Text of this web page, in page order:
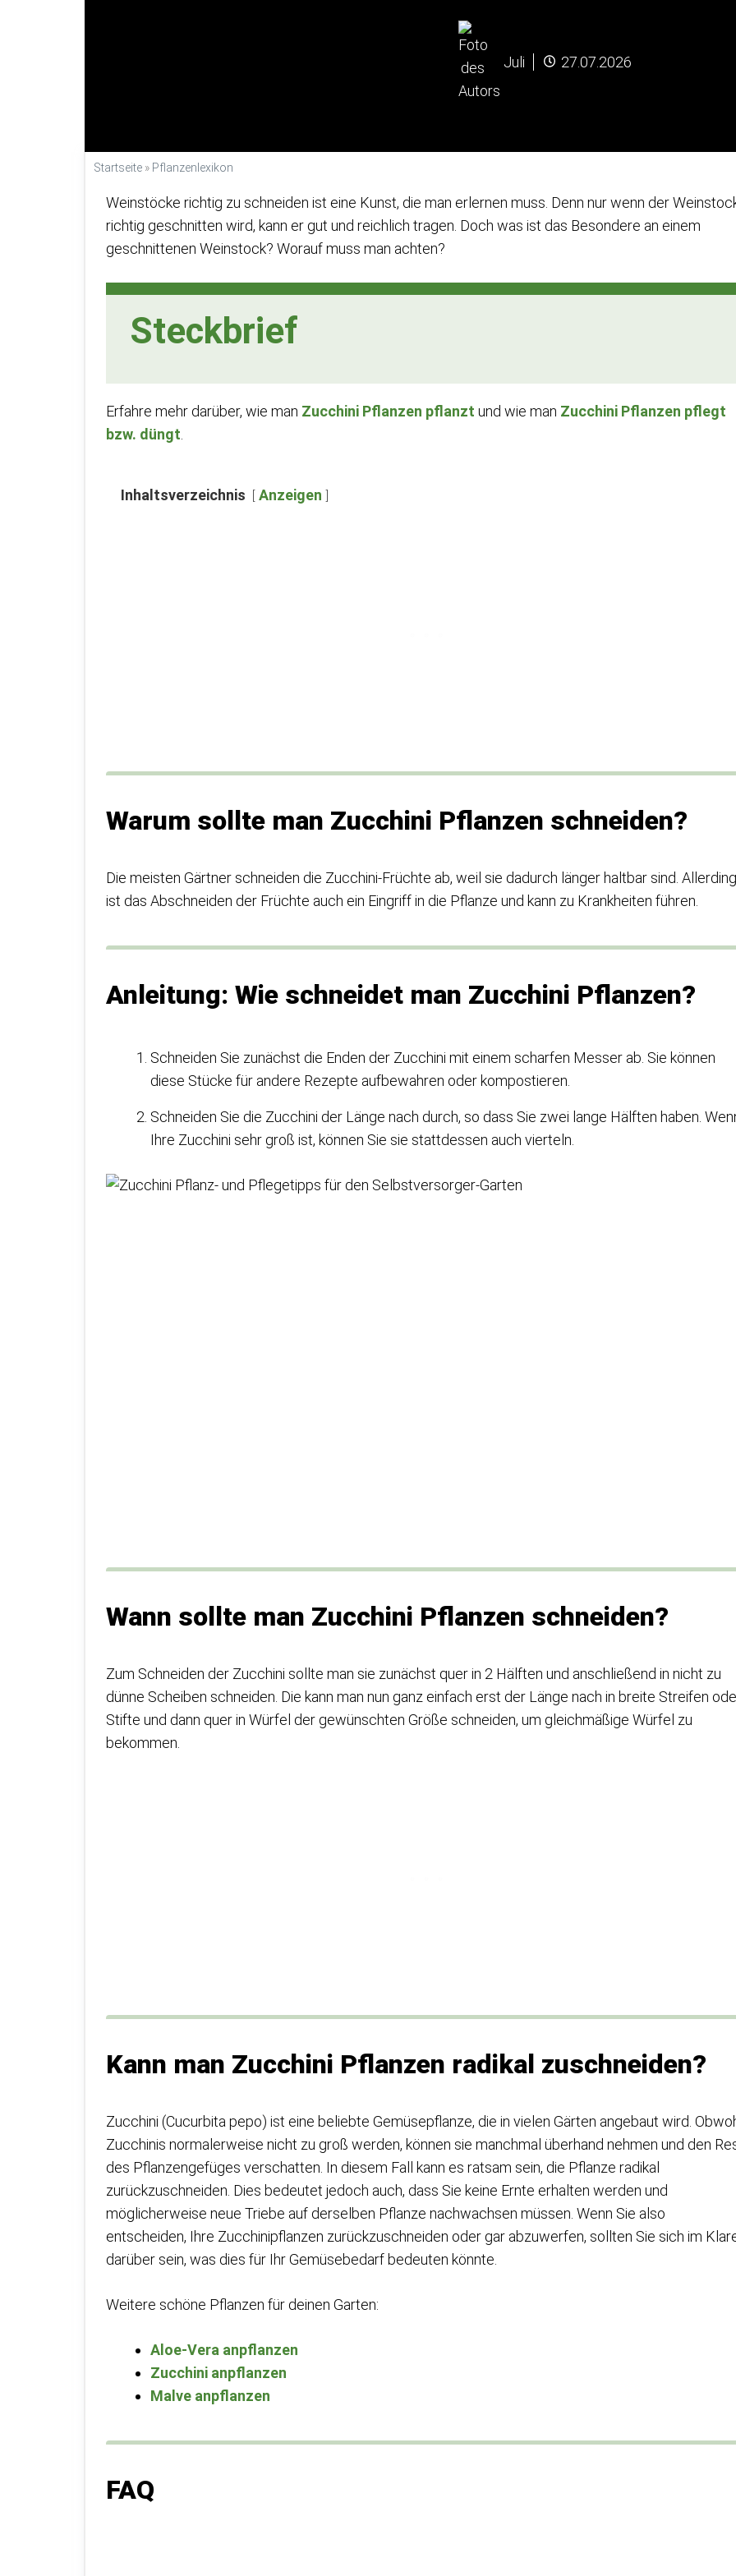
Juli 27.07.2026
Startseite » Pflanzenlexikon
Weinstöcke richtig zu schneiden ist eine Kunst, die man erlernen muss. Denn nur wenn der
richtig geschnitten wird, kann er gut und reichlich tragen. Doch was ist das Besondere an einem
geschnittenen Weinstock? Worauf muss man achten?
Steckbrief
Erfahre mehr darüber, wie man Zucchini Pflanzen pflanzt und wie man Zucchini Pflanzen pflegt
bzw. düngt
Inhaltsverzeichnis Anzeigen
Warum sollte man Zucchini Pflanzen schneiden?
Die meisten Gärtner schneiden die Zucchini-Früchte ab, weil sie dadurch länger haltbar sind.
ist das Abschneiden der Früchte auch ein Eingriff in die Pflanze und kann zu Krankheiten führen.
Anleitung: Wie schneidet man Zucchini Pflanzen?
Schneiden Sie zunächst die Enden der Zucchini mit einem scharfen Messer ab. Sie können
diese Stücke für andere Rezepte aufbewahren oder kompostieren.
Schneiden Sie die Zucchini der Länge nach durch, so dass Sie zwei lange Hälften haben.
Ihre Zucchini sehr groß ist, können Sie sie stattdessen auch vierteln.
Wann sollte man Zucchini Pflanzen schneiden?
Zum Schneiden der Zucchini sollte man sie zunächst quer in 2 Hälften und anschließend in nicht zu
dünne Scheiben schneiden. Die kann man nun ganz einfach erst der Länge nach in breite Streifen
Stifte und dann quer in Würfel der gewünschten Größe schneiden, um gleichmäßige Würfel zu
bekommen.
Kann man Zucchini Pflanzen radikal zuschneiden?
Zucchini (Cucurbita pepo) ist eine beliebte Gemüsepflanze, die in vielen Gärten angebaut wird.
Zucchinis normalerweise nicht zu groß werden, können sie manchmal überhand nehmen und den
des Pflanzengefüges verschatten. In diesem Fall kann es ratsam sein, die Pflanze radikal
zurückzuschneiden. Dies bedeutet jedoch auch, dass Sie keine Ernte erhalten werden und
möglicherweise neue Triebe auf derselben Pflanze nachwachsen müssen. Wenn Sie also
entscheiden, Ihre Zucchinipflanzen zurückzuschneiden oder gar abzuwerfen, sollten Sie sich im
darüber sein, was dies für Ihr Gemüsebedarf bedeuten könnte.
Weitere schöne Pflanzen für deinen Garten:
Aloe-Vera anpflanzen
Zucchini anpflanzen
Malve anpflanzen
FAQ